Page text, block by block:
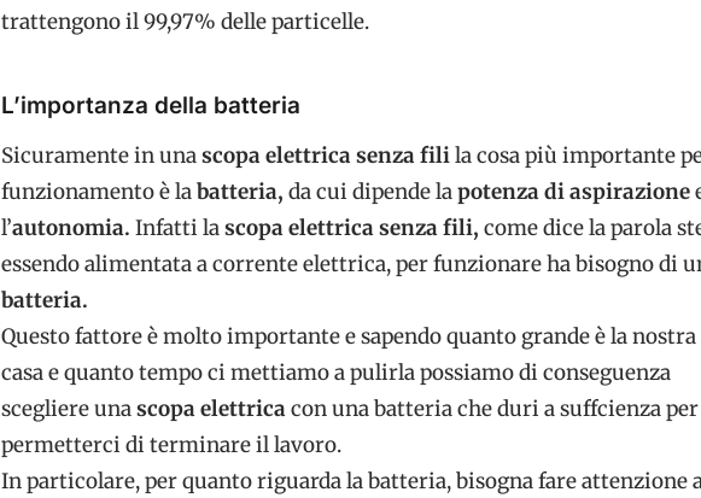
trattengono il 99,97% delle particelle.
L’importanza della batteria
Sicuramente in unascopa elettrica senza filila cosa più importante
funzionamento è labatteria, da cui dipende lapotenza di aspirazione
l’autonomia. Infatti lascopa elettrica senza fili, come dice la parola
essendo alimentata a corrente elettrica, per funzionare ha bisogno di
batteria.
Questo fattore è molto importante e sapendo quanto grande è la nostra
casa e quanto tempo ci mettiamo a pulirla possiamo di conseguenza
scegliere unascopa elettricacon una batteria che duri a suffcienza per
permetterci di terminare il lavoro.
In particolare, per quanto riguarda la batteria, bisogna fare attenzione